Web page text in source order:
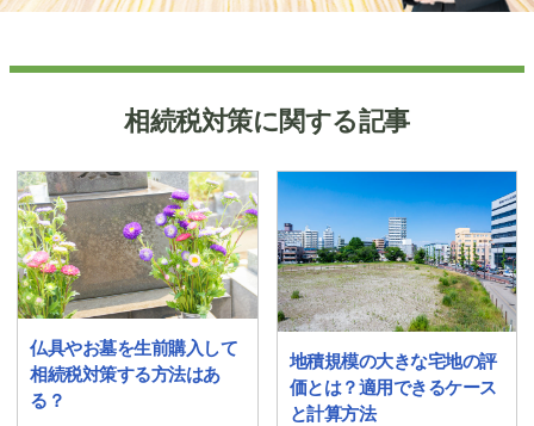
相続税対策に関する記事
仏具やお墓を生前購入して
相続税対策する方法はあ
る？
地積規模の大きな宅地の評
価とは？適用できるケース
と計算方法